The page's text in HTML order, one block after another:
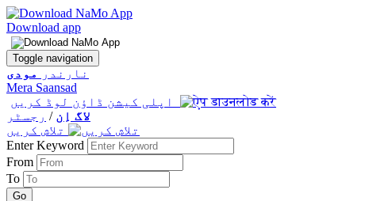
Download app
Toggle navigation
نارندر
مودی
Mera Saansad
اپلی کیشن ڈاؤن لوڈ کریں
لاگ اِن / رجسٹر
Enter Keyword
From
To